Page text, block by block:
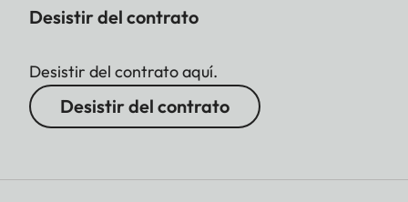
Desistir del contrato
Desistir del contrato aquí.
Desistir del contrato